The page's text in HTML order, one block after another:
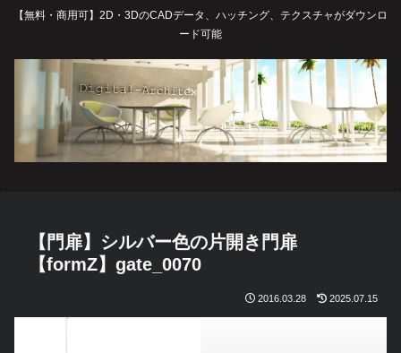
【無料・商用可】2D・3DのCADデータ、ハッチング、テクスチャがダウンロ
ード可能
【門扉】シルバー色の片開き門扉
【formZ】gate_0070
2016.03.28 2025.07.15